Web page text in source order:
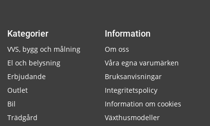
Kategorier
VVS, bygg och målning
El och belysning
Erbjudande
Outlet
Bil
Trädgård
Information
Om oss
Våra egna varumärken
Bruksanvisningar
Integritetspolicy
Information om cookies
Växthusmodeller